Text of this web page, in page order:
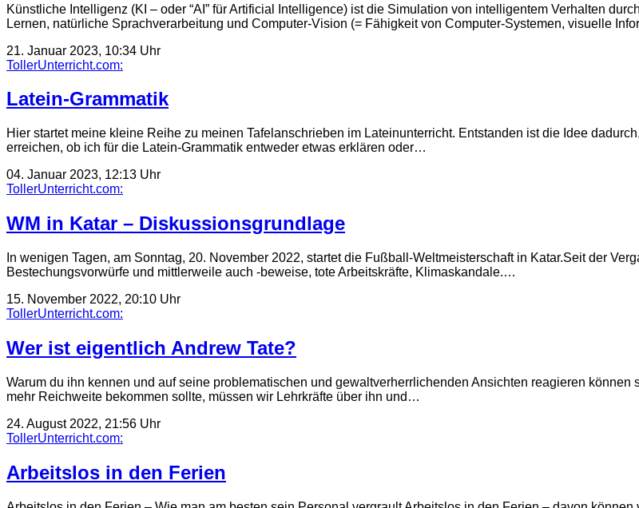
Künstliche Intelligenz (KI – oder “AI” für Artificial Intelligence) ist die Simulation von intelligentem Verhalten
Lernen, natürliche Sprachverarbeitung und Computer-Vision (= Fähigkeit von Computer-Systemen, visuelle
21. Januar 2023, 10:34 Uhr
TollerUnterricht.com:
Latein-Grammatik
Hier startet meine kleine Reihe zu meinen Tafelanschrieben im Lateinunterricht. Entstanden ist die Idee
erreichen, ob ich für die Latein-Grammatik entweder etwas erklären oder…
04. Januar 2023, 12:13 Uhr
TollerUnterricht.com:
WM in Katar – Diskussionsgrundlage
In wenigen Tagen, am Sonntag, 20. November 2022, startet die Fußball-Weltmeisterschaft in Katar.Seit der
Bestechungsvorwürfe und mittlerweile auch -beweise, tote Arbeitskräfte, Klimaskandale.…
15. November 2022, 20:10 Uhr
TollerUnterricht.com:
Wer ist eigentlich Andrew Tate?
Warum du ihn kennen und auf seine problematischen und gewaltverherrlichenden Ansichten reagieren
mehr Reichweite bekommen sollte, müssen wir Lehrkräfte über ihn und…
24. August 2022, 21:56 Uhr
TollerUnterricht.com:
Arbeitslos in den Ferien